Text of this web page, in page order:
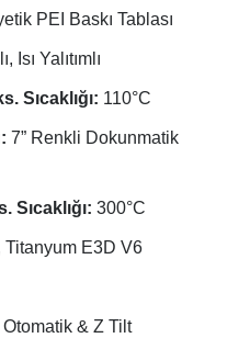
PEI Baskı Tablası
Isı Yalıtımlı
Sıcaklığı: 110°C
7” Renkli Dokunmatik
Sıcaklığı: 300°C
Titanyum E3D V6
Otomatik & Z Tilt